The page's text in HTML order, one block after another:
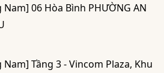
06 Hòa Bình PHƯỜNG AN
Tầng 3 - Vincom Plaza, Khu